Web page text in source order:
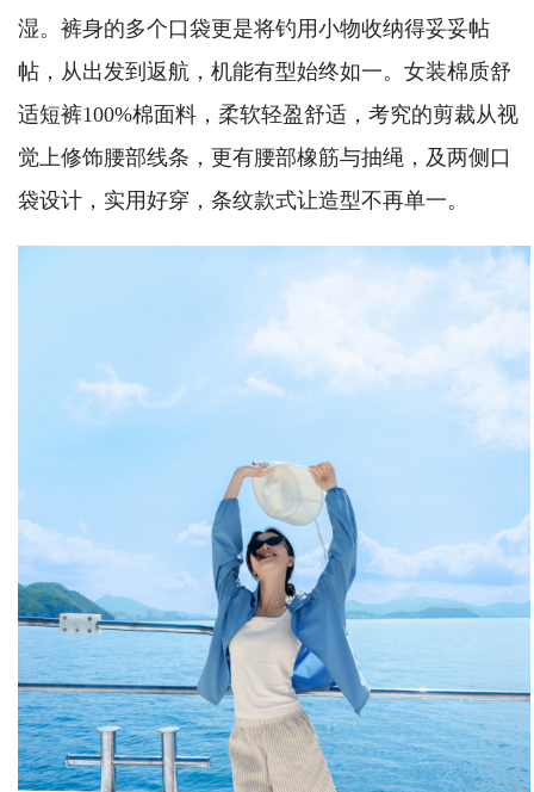
湿。裤身的多个口袋更是将钓用小物收纳得妥妥帖
帖，从出发到返航，机能有型始终如一。女装棉质舒
适短裤100%棉面料，柔软轻盈舒适，考究的剪裁从视
觉上修饰腰部线条，更有腰部橡筋与抽绳，及两侧口
袋设计，实用好穿，条纹款式让造型不再单一。